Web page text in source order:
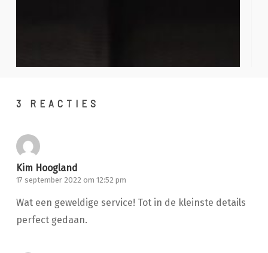
3 REACTIES
Kim Hoogland
17 september 2022 om 12:52 pm
Wat een geweldige service! Tot in de kleinste details
perfect gedaan.